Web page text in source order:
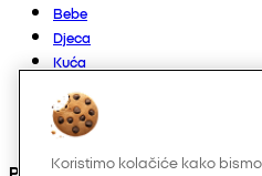
Bebe
Djeca
Kuća
Muškarci
Ostalo
Koristimo kolačiće kako